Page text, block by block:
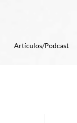
Artículos/Podcast